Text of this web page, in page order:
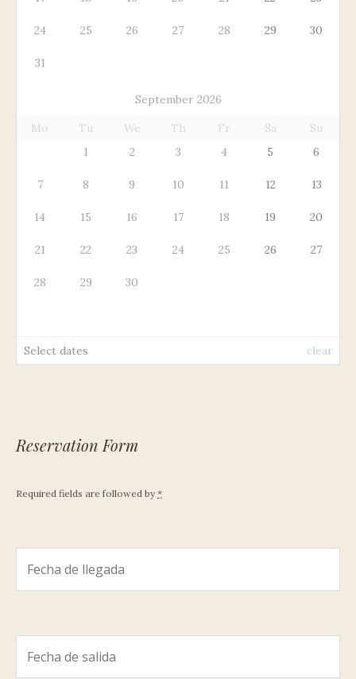
24 25 26 27 28 29 30
31
September 2026
Mo
Tu We Th Fr Sa
Su
1
2 3 4 5 6
7 8 9 10 11 12 13
14 15 16 17 18 19 20
21 22 23 24 25 26 27
28 29 30
Select dates clear
Reservation Form
Required fields are followed by *